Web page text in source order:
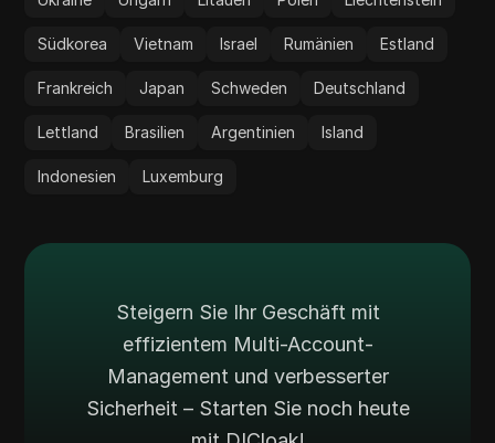
Südkorea Vietnam Israel Rumänien Estland
Frankreich Japan Schweden Deutschland
Lettland Brasilien Argentinien Island
Indonesien Luxemburg
Steigern Sie Ihr Geschäft mit
effizientem Multi-Account-
Management und verbesserter
Sicherheit – Starten Sie noch heute